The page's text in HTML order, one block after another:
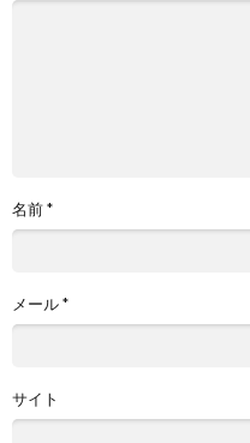
名前*
メール*
サイト